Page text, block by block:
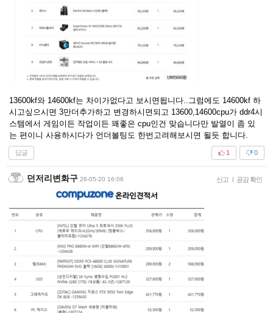
13600kf와 14600kf는 차이가없다고 보시면됩니다..그럼에도 14600kf 하
시고싶으시면 3만더추가하고 변경하시면되고 13600,14600cpu가 ddr4시
스템에서 게임이든 작업이든 꽤좋은 cpu인건 맞습니다만 발열이 좀 있
는 편이니 사용하시다가 언더볼팅도 한번고려해보시면 될듯 합니다.
답글 0
1
던저리변화구 26-05-20 16:06 신고 | 공감 확인